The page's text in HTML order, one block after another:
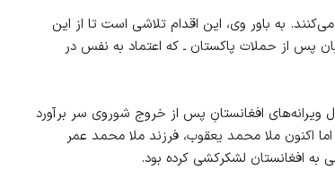
به باور وی، این اقدام تلاشی است تا از این
پس از حملات پاکستان ـ که اعتماد به نفس در
افغانستانِ پس از خروج شوروی سر برآورد
اکنون ملا محمد یعقوب، فرزند ملا محمد عمر
به افغانستان لشکرکشی کرده بود.